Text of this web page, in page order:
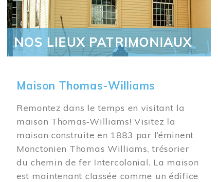
NOS LIEUX PATRIMONIAUX
Maison Thomas-Williams
Remontez dans le temps en visitant la
maison Thomas-Williams! Visitez la
maison construite en 1883 par l’éminent
Monctonien Thomas Williams, trésorier
du chemin de fer Intercolonial. La maison
est maintenant classée comme un édifice